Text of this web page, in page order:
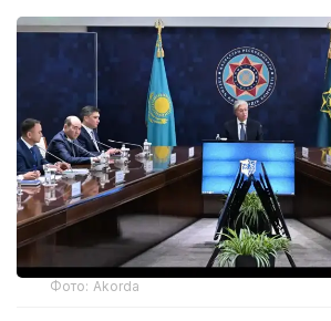
Фото: Akorda